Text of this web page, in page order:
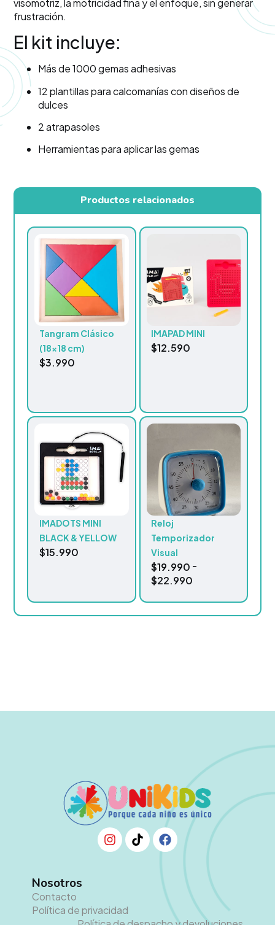
visomotriz, la motricidad fina y el enfoque, sin generar
frustración.
El kit incluye:
Más de 1000 gemas adhesivas
12 plantillas para calcomanías con diseños de
dulces
2 atrapasoles
Herramientas para aplicar las gemas
Productos relacionados
Tangram Clásico
(18×18 cm)
$3.990
IMAPAD MINI
$12.590
IMADOTS MINI
BLACK & YELLOW
$15.990
Reloj
Temporizador
Visual
$19.990 -
$22.990
Nosotros
Contacto
Política de privacidad